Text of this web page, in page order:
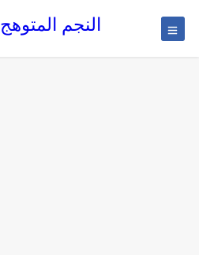
النجم المتوهج The glowing star